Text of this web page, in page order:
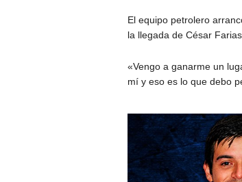
El equipo petrolero
la llegada de César
«Vengo a ganarme un
mí y eso es lo que debo